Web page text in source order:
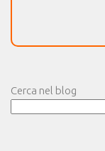
Cerca nel blog